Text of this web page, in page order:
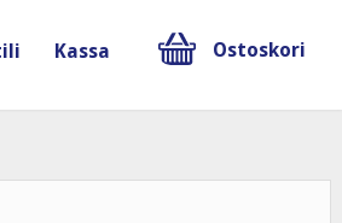
Kassa Ostoskori